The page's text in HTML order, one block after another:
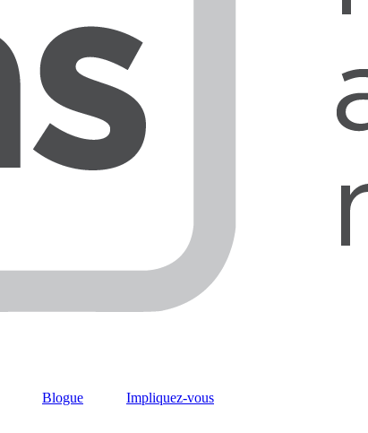
Blogue Impliquez-vous